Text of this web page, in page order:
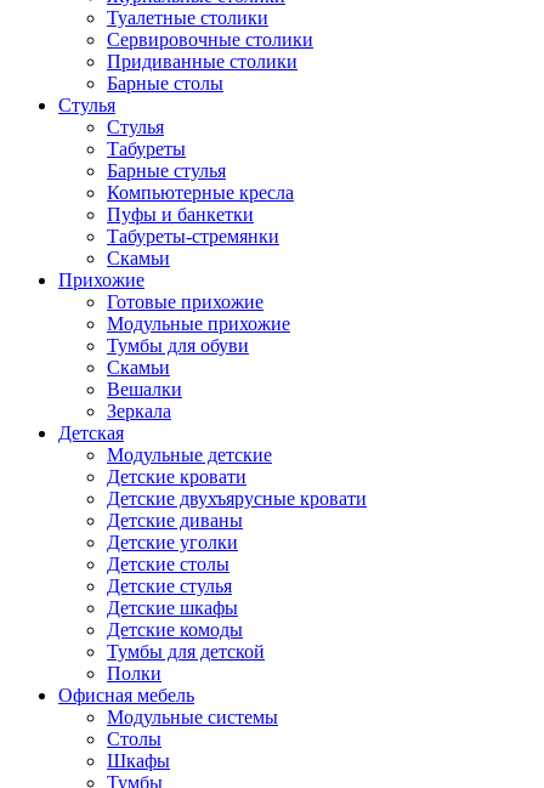
Туалетные столики
Сервировочные столики
Придиванные столики
Барные столы
Стулья
Стулья
Табуреты
Барные стулья
Компьютерные кресла
Пуфы и банкетки
Табуреты-стремянки
Скамьи
Прихожие
Готовые прихожие
Модульные прихожие
Тумбы для обуви
Скамьи
Вешалки
Зеркала
Детская
Модульные детские
Детские кровати
Детские двухъярусные кровати
Детские диваны
Детские уголки
Детские столы
Детские стулья
Детские шкафы
Детские комоды
Тумбы для детской
Полки
Офисная мебель
Модульные системы
Столы
Шкафы
Тумбы